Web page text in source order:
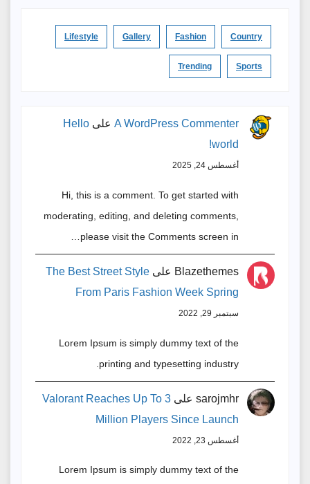
Country
Fashion
Gallery
Lifestyle
Sports
Trending
A WordPress Commenter على Hello
world!
أغسطس 24, 2025
Hi, this is a comment. To get started with
moderating, editing, and deleting comments,
please visit the Comments screen in…
Blazethemes على The Best Street Style
From Paris Fashion Week Spring
سبتمبر 29, 2022
Lorem Ipsum is simply dummy text of the
printing and typesetting industry.
sarojmhr على Valorant Reaches Up To 3
Million Players Since Launch
أغسطس 23, 2022
Lorem Ipsum is simply dummy text of the